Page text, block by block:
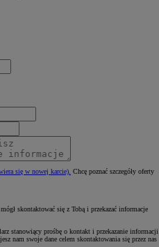
się w nowej karcie) Chcę poznać szczegóły oferty
skontaktować się z Tobą i przekazać informacje
stanowiący prośbę o kontakt i przekazanie informacji
nam swoje dane celem skontaktowania się przez nas